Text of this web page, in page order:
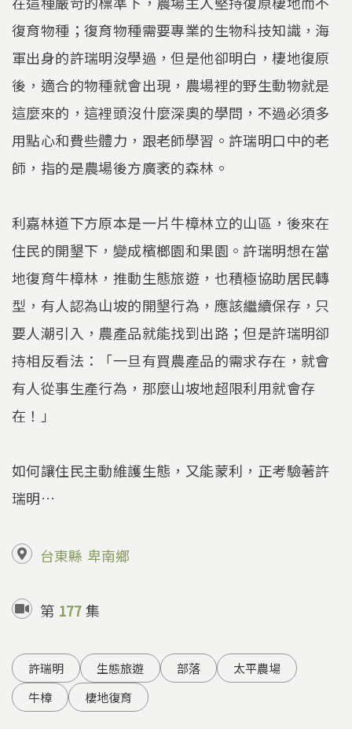
復育物種；復育物種需要專業的生物科技知識，海
軍出身的許瑞明沒學過，但是他卻明白，棲地復原
後，適合的物種就會出現，農場裡的野生動物就是
這麼來的，這裡頭沒什麼深奧的學問，不過必須多
用點心和費些體力，跟老師學習。許瑞明口中的老
師，指的是農場後方廣袤的森林。
利嘉林道下方原本是一片牛樟林立的山區，後來在
住民的開墾下，變成檳榔園和果園。許瑞明想在當
地復育牛樟林，推動生態旅遊，也積極協助居民轉
型，有人認為山坡的開墾行為，應該繼續保存，只
要人潮引入，農產品就能找到出路；但是許瑞明卻
持相反看法：「一旦有買農產品的需求存在，就會
有人從事生產行為，那麼山坡地超限利用就會存
在！」
如何讓住民主動維護生態，又能蒙利，正考驗著許
瑞明…
台東縣 卑南鄉
第 177集
許瑞明 生態旅遊 部落
太平農場
牛樟
棲地復育